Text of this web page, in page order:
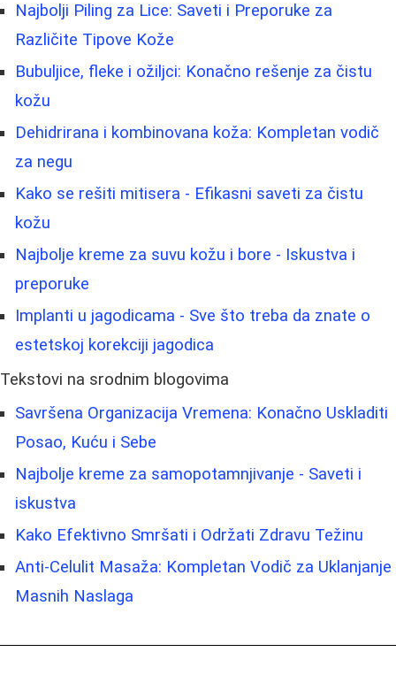
Najbolji Piling za Lice: Saveti i Preporuke za
Različite Tipove Kože
Bubuljice, fleke i ožiljci: Konačno rešenje za čistu
kožu
Dehidrirana i kombinovana koža: Kompletan vodič
za negu
Kako se rešiti mitisera - Efikasni saveti za čistu
kožu
Najbolje kreme za suvu kožu i bore - Iskustva i
preporuke
Implanti u jagodicama - Sve što treba da znate o
estetskoj korekciji jagodica
Tekstovi na srodnim blogovima
Savršena Organizacija Vremena: Konačno Uskladiti
Posao, Kuću i Sebe
Najbolje kreme za samopotamnjivanje - Saveti i
iskustva
Kako Efektivno Smršati i Održati Zdravu Težinu
Anti-Celulit Masaža: Kompletan Vodič za Uklanjanje
Masnih Naslaga